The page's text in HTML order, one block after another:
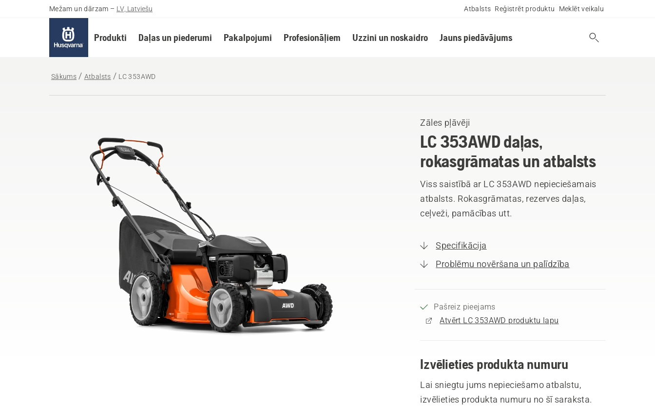
Mežam un dārzam – LV, Latviešu Atbalsts Reģistrēt produktu Meklēt veikalu
Produkti Daļas un piederumi Pakalpojumi Profesionāļiem Uzzini un noskaidro Jauns piedāvājums
Sākums Atbalsts LC 353AWD
Zāles pļāvēji
LC 353AWD daļas,
rokasgrāmatas un atbalsts
Viss saistībā ar LC 353AWD nepieciešamais
atbalsts. Rokasgrāmatas, rezerves daļas,
ceļveži, pamācības utt.
Specifikācija
Problēmu novēršana un palīdzība
Pašreiz pieejams
Atvērt LC 353AWD produktu lapu
Izvēlieties produkta numuru
Lai sniegtu jums nepieciešamo atbalstu,
izvēlieties produkta numuru no šī saraksta.